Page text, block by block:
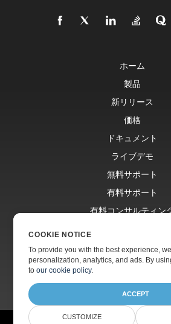
ホーム
製品
新リリース
価格
ドキュメント
ライブデモ
無料サポート
有料サポート
有料コンサルティン
ウェブサイト
会社情報
COOKIE NOTICE
To provide you with the best experience,
personalization, analytics, and ads. By
toour cookie policy.
ACCEPT
CUSTOMIZE